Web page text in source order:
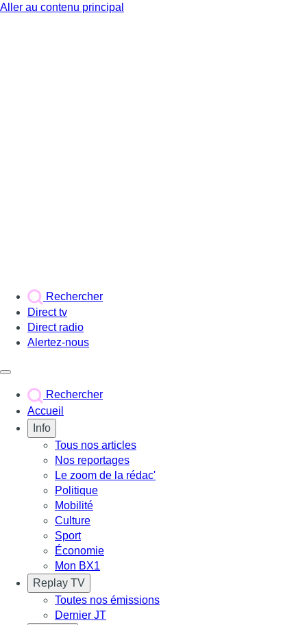
Aller au contenu principal
Rechercher
Direct tv
Direct radio
Alertez-nous
Rechercher
Accueil
Info
Tous nos articles
Nos reportages
Le zoom de la rédac'
Politique
Mobilité
Culture
Sport
Économie
Mon BX1
Replay TV
Toutes nos émissions
Dernier JT